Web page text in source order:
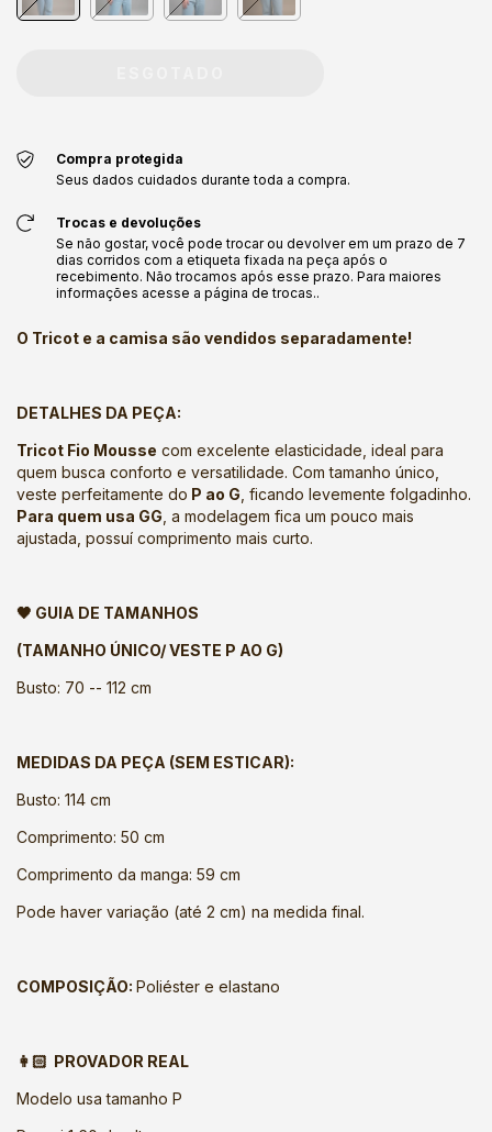
Compra protegida
Seus dados cuidados durante toda a compra.
Trocas e devoluções
Se não gostar, você pode trocar ou devolver em um prazo de 7
dias corridos com a etiqueta fixada na peça após o
recebimento. Não trocamos após esse prazo. Para maiores
informações acesse a página de trocas..
O Tricot e a camisa são vendidos separadamente!
DETALHES DA PEÇA:
Tricot Fio Mousse com excelente elasticidade, ideal para
quem busca conforto e versatilidade. Com tamanho único,
veste perfeitamente do P ao G , ficando levemente folgadinho.
Para quem usa GG , a modelagem fica um pouco mais
ajustada, possuí comprimento mais curto.
🖤 GUIA DE TAMANHOS
(TAMANHO ÚNICO/ VESTE P AO G)
Busto: 70 -- 112 cm
MEDIDAS DA PEÇA (SEM ESTICAR):
Busto: 114 cm
Comprimento: 50 cm
Comprimento da manga: 59 cm
Pode haver variação (até 2 cm) na medida final.
COMPOSIÇÃO: Poliéster e elastano
👩🏻 PROVADOR REAL
Modelo usa tamanho P